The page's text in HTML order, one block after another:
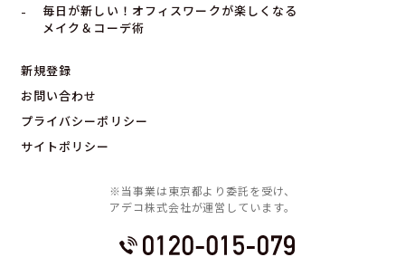
毎日が新しい！オフィスワークが楽しくなる
メイク＆コーデ術
新規登録
お問い合わせ
プライバシーポリシー
サイトポリシー
※当事業は東京都より委託を受け、
アデコ株式会社が運営しています。